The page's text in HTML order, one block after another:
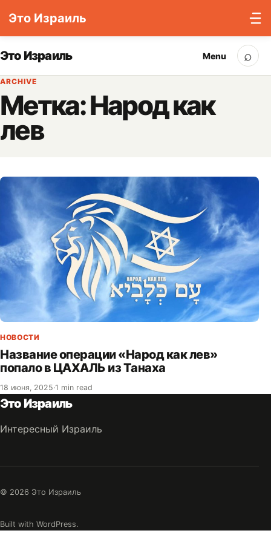
Это Израиль
Это Израиль Menu ⌕
ARCHIVE
Метка:Народ как
лев
НОВОСТИ
Название операции «Народ как лев»
попало в ЦАХАЛЬ из Танаха
18 июня, 2025·1 min read
Это Израиль
Интересный Израиль
© 2026 Это Израиль
Built with WordPress.